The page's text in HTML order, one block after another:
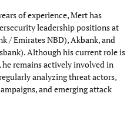
of experience, Mert has
leadership positions at
/ Emirates NBD),Akbank, and
Although his current role is
remains actively involved in
analyzing threat actors,
and emerging attack